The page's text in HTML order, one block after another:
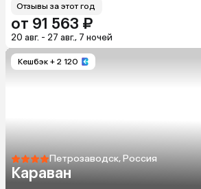
Отзывы за этот год
от 91 563 ₽
20 авг. - 27 авг., 7 ночей
Кешбэк + 2 120
Петрозаводск, Россия
Караван